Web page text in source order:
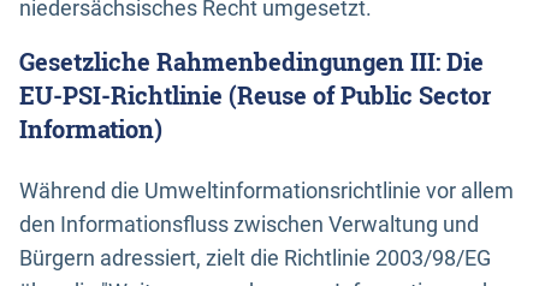
niedersächsisches Recht umgesetzt.
Gesetzliche Rahmenbedingungen III: Die
EU-PSI-Richtlinie (Reuse of Public Sector
Information)
Während die Umweltinformationsrichtlinie vor allem
den Informationsfluss zwischen Verwaltung und
Bürgern adressiert, zielt die Richtlinie 2003/98/EG